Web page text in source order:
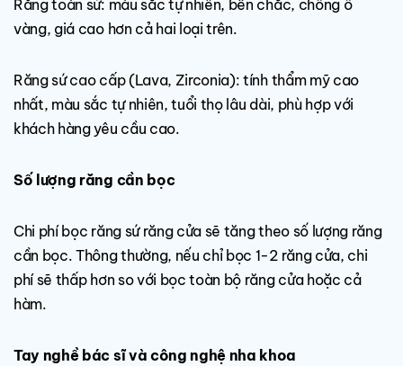
Răng toàn sứ: màu sắc tự nhiên, bền chắc, chống ố
vàng, giá cao hơn cả hai loại trên.
Răng sứ cao cấp (Lava, Zirconia): tính thẩm mỹ cao
nhất, màu sắc tự nhiên, tuổi thọ lâu dài, phù hợp với
khách hàng yêu cầu cao.
Số lượng răng cần bọc
Chi phí bọc răng sứ răng cửa sẽ tăng theo số lượng răng
cần bọc. Thông thường, nếu chỉ bọc 1-2 răng cửa, chi
phí sẽ thấp hơn so với bọc toàn bộ răng cửa hoặc cả
hàm.
Tay nghề bác sĩ và công nghệ nha khoa